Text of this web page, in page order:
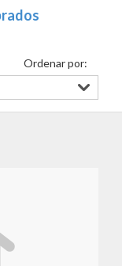
Ordenar por: